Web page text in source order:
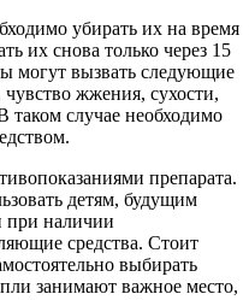
убирать их на время
их снова только через 15
могут вызвать следующие
жжения, сухости,
таком случае необходимо
препарата.
детям, будущим
наличии
средства. Стоит
выбирать
занимают важное место,